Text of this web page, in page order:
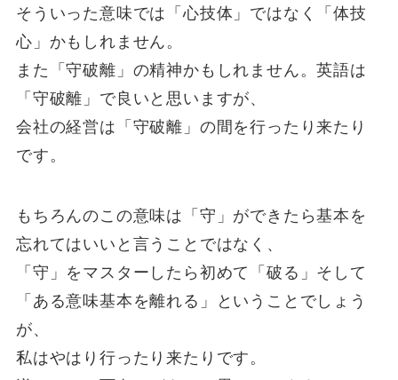
そういった意味では「心技体」ではなく「体技
心」かもしれません。
また「守破離」の精神かもしれません。英語は
「守破離」で良いと思いますが、
会社の経営は「守破離」の間を行ったり来たり
です。
もちろんのこの意味は「守」ができたら基本を
忘れてはいいと言うことではなく、
「守」をマスターしたら初めて「破る」そして
「ある意味基本を離れる」ということでしょう
が、
私はやはり行ったり来たりです。